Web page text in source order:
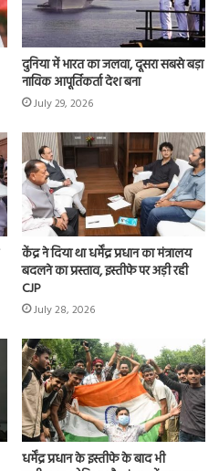
दुनिया में भारत का जलवा, दूसरा सबसे बड़ा
नाविक आपूर्तिकर्ता देश बना
July 29, 2026
केंद्र ने दिया था धर्मेंद्र प्रधान का मंत्रालय
बदलने का प्रस्ताव, इस्तीफे पर अड़ी रही
CJP
July 28, 2026
धर्मेंद्र प्रधान के इस्तीफे के बाद भी